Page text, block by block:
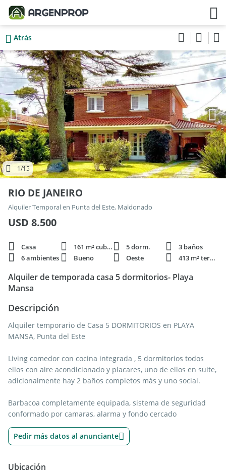
Atrás
1/15
RIO DE JANEIRO
Alquiler Temporal en Punta del Este, Maldonado
USD 8.500
Casa 161 m² cubie. 5 dorm.
3 baños
6 ambientes
Bueno Oeste 413 m² terren.
Alquiler de temporada casa 5 dormitorios- Playa
Mansa
Descripción
Alquiler temporario de Casa 5 DORMITORIOS en PLAYA
MANSA, Punta del Este
Living comedor con cocina integrada , 5 dormitorios todos
ellos con aire acondicionado y placares, uno de ellos en suite,
adicionalmente hay 2 baños completos más y uno social.
Barbacoa completamente equipada, sistema de seguridad
conformado por camaras, alarma y fondo cercado
Pedir más datos al anunciante
Ubicación